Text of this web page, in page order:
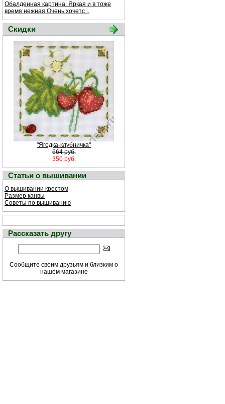
Обалденная картина. Яркая и в тоже
время нежная.Очень хочетс ..
Скидки
"Ягодка-клубничка"
664 руб.
350 руб.
Статьи о вышивании
О вышивании крестом
Размер канвы
Советы по вышиванию
Рассказать другу
Сообщите своим друзьям и близким о
нашем магазине